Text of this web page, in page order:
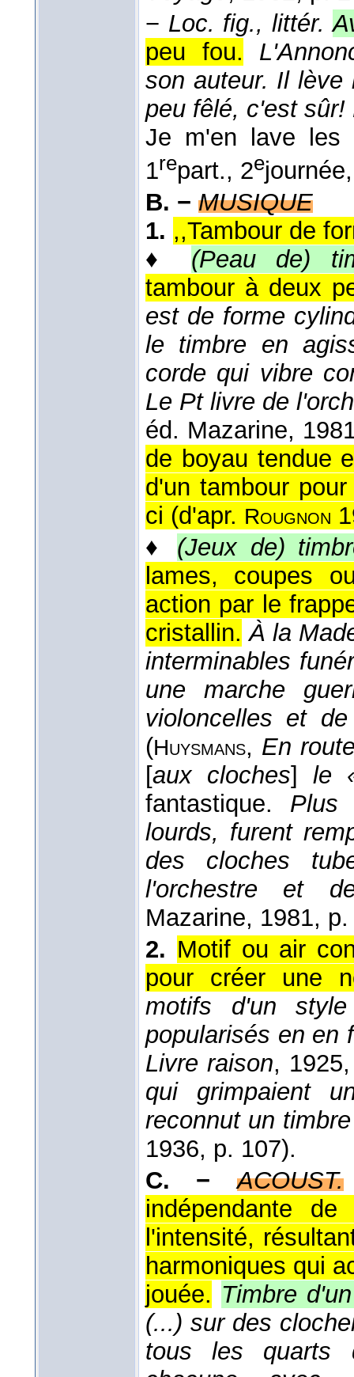
− Loc. fig., littér.
peu fou.
son auteur. Il
peu fêlé, c'est
Je m'en lave les
1repart., 2e
B. − MUSIQUE
1. ,,Tambour de
♦ (Peau de)
tambour à deux
est de forme
le timbre en
corde qui vibre
Le Pt livre de
éd. Mazarine,
de boyau tendue
d'un tambour
ci (d'apr. Rougnon
♦ (Jeux de)
lames, coupes
action par le
cristallin. À la
interminables
une marche
violoncelles et
(Huysmans, En
[aux cloches] le
fantastique. Plus
lourds, furent
des cloches
l'orchestre et
Mazarine, 1981,
2. Motif ou air
pour créer une
motifs d'un
popularisés en en
Livre raison, 1925
qui grimpaient
reconnut un
1936, p. 107).
C. −
ACOUST.
indépendante
l'intensité,
harmoniques qui
jouée. Timbre
(...) sur des
tous les quarts